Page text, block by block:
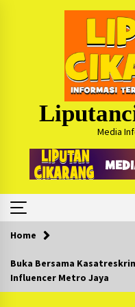
Media
Trending Now
Posko
Home
Buka Bersama
Influencer Metro Jaya